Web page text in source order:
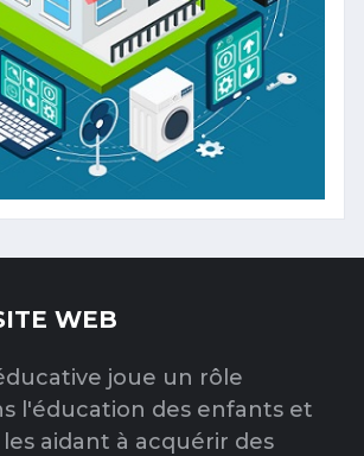
WEB
joue un rôle
l'éducation des enfants et
aidant à acquérir des